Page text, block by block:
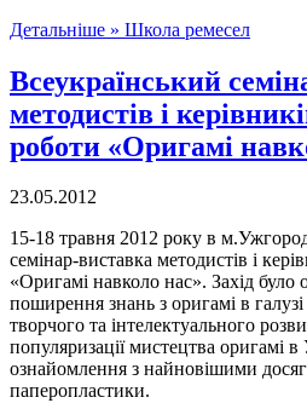
Детальніше » Школа ремесел
Всеукраїнський
методистів і
роботи «Оригамі
23.05.2012
15-18 травня 2012 року в
семінар-виставка методистів і
«Оригамі навколо нас». Захід було
поширення знань з оригамі в
творчого та інтелектуального
популяризації мистецтва оригамі в
ознайомлення з найновішими
паперопластики.